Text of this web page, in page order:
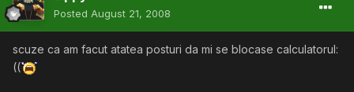
Posted August 21, 2008
scuze ca am facut atatea posturi da mi se blocase calculatorul:
((